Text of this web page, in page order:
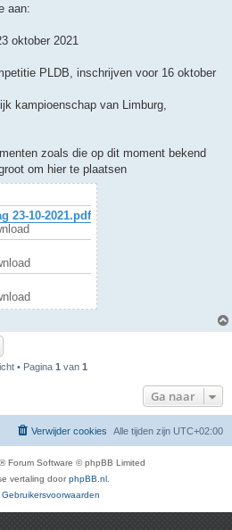
aan:
oktober 2021
PLDB, inschrijven voor 16 oktober
kampioenschap van Limburg,
zoals die op dit moment bekend
om hier te plaatsen
23-10-2021.pdf
• Pagina 1 van 1
Ga naar
Alle tijden zijn UTC+02:00
Verwijder cookies
® Forum Software © phpBB Limited
vertaling doorphpBB.nl
Gebruikersvoorwaarden